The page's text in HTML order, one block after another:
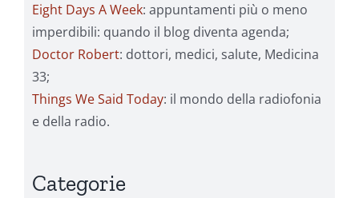
Eight Days A Week: appuntamenti più o meno
imperdibili: quando il blog diventa agenda;
Doctor Robert: dottori, medici, salute, Medicina
33;
Things We Said Today: il mondo della radiofonia
e della radio.
Categorie